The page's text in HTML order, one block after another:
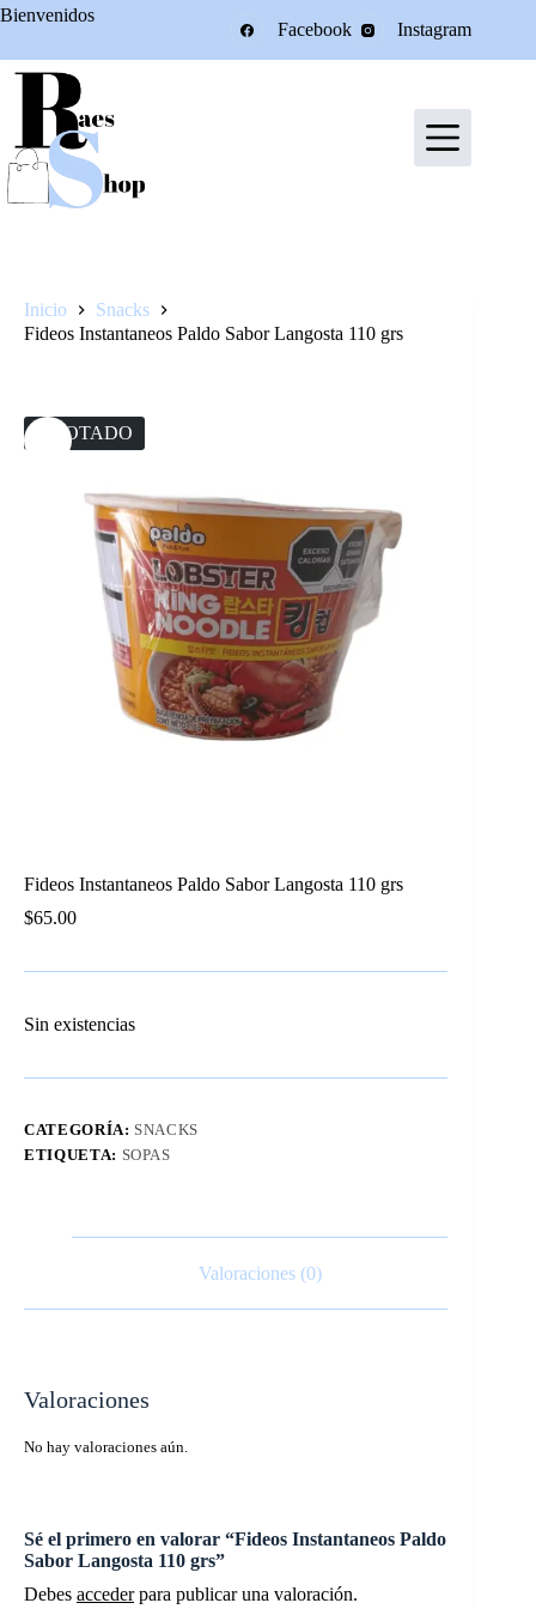
Saltar
Bienvenidos
Facebook Instagram
Inicio
Snacks
Fideos Instantaneos Paldo Sabor Langosta 110 grs
AGOTADO
Fideos Instantaneos Paldo Sabor Langosta 110 grs
$65.00
Sin existencias
CATEGORÍA: SNACKS
ETIQUETA: SOPAS
Valoraciones (0)
Valoraciones
No hay valoraciones aún.
Sé el primero en valorar “Fideos Instantaneos Paldo
Sabor Langosta 110 grs”
Debes accederpara publicar una valoración.